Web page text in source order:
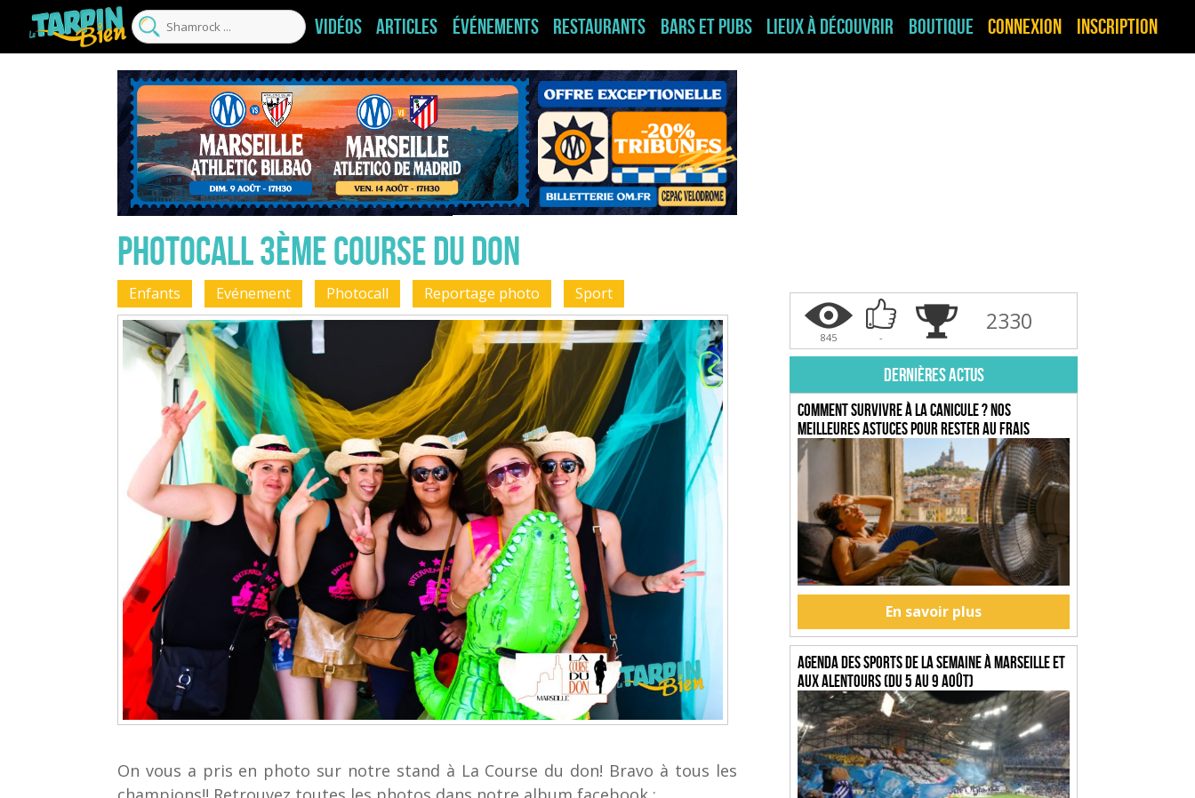
Vidéos Articles Événements Restaurants Bars et pubs Lieux à découvrir Boutique Connexion Inscription
Photocall 3ème course du don
Enfants Evénement Photocall Reportage photo Sport
On vous a pris en photo sur notre stand à La Course du don! Bravo à tous les
845 -
2330
Dernières actus
Comment survivre à la canicule ? Nos
meilleures astuces pour rester au frais
En savoir plus
Agenda des sports de la semaine à Marseille et
aux alentours (du 5 au 9 août)